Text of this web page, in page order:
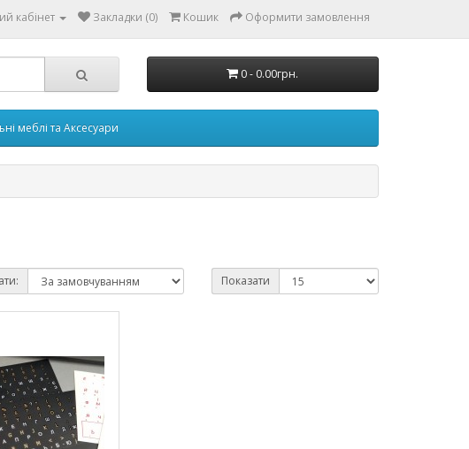
кабінет Закладки (0) Кошик Оформити замовлення
0 - 0.00грн.
меблі та Аксесуари
Показати